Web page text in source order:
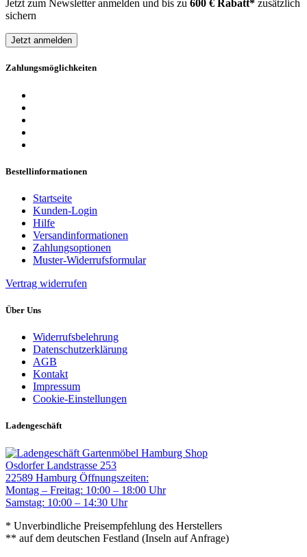
Jetzt zum Newsletter anmelden und bis zu 600 € Rabatt* zusätzlich
sichern
Jetzt anmelden
Zahlungsmöglichkeiten
Bestellinformationen
Startseite
Kunden-Login
Hilfe
Versandinformationen
Zahlungsoptionen
Muster-Widerrufsformular
Vertrag widerrufen
Über Uns
Widerrufsbelehrung
Datenschutzerklärung
AGB
Kontakt
Impressum
Cookie-Einstellungen
Ladengeschäft
Gartenmöbel Hamburg Shop
Osdorfer Landstrasse 253
22589 Hamburg Öffnungszeiten:
Montag – Freitag: 10:00 – 18:00 Uhr
Samstag: 10:00 – 14:30 Uhr
* Unverbindliche Preisempfehlung des Herstellers
** auf dem deutschen Festland (Inseln auf Anfrage)